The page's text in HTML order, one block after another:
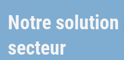
Notre
secteur